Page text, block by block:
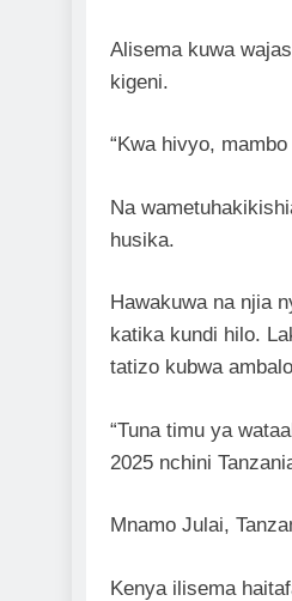
Alisema kuwa
kigeni.
“Kwa hivyo,
Na
husika.
Hawakuwa na njia
katika kundi hilo.
tatizo kubwa
“Tuna timu ya
2025 nchini
Mnamo Julai,
Kenya ilisema